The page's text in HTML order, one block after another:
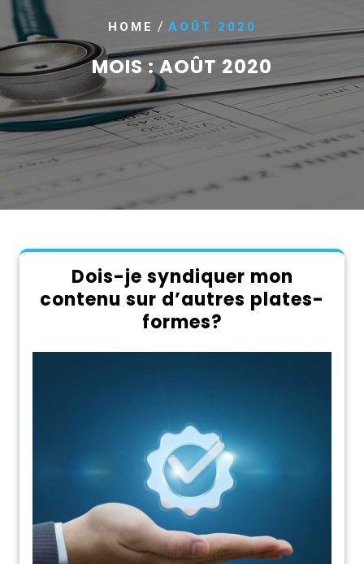
HOME / AOÛT 2020
MOIS :AOÛT 2020
Dois-je syndiquer mon
contenu sur d’autres plates-
formes?